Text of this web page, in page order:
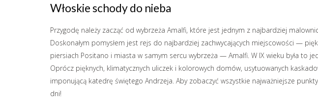
Włoskie schody do nieba
Przygodę należy zacząć od wybrzeża Amalfi, które jest jednym z najbardziej
Doskonałym pomysłem jest rejs do najbardziej zachwycających miejscowości —
piersiach Positano i miasta w samym sercu wybrzeża — Amalfi. W IX wieku była to
Oprócz pięknych, klimatycznych uliczek i kolorowych domów, usytuowanych
imponującą katedrę świętego Andrzeja. Aby zobaczyć wszystkie najważniejsze
dni!